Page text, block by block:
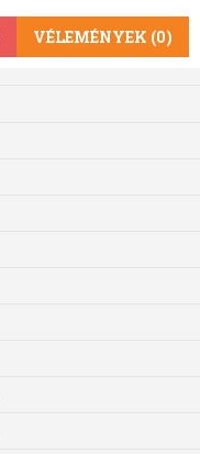
VÉLEMÉNYEK (0)